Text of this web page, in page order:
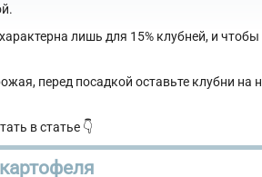
лишь для 15% клубней, и
перед посадкой оставьте клубни
в статье 👇